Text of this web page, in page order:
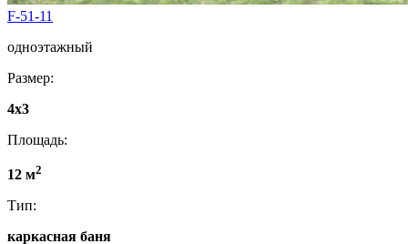
F-51-11
одноэтажный
Размер:
4x3
Площадь:
12 м2
Тип:
каркасная баня